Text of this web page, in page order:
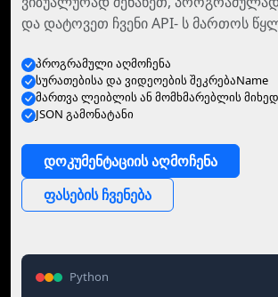
და დატოვეთ ჩვენი API- ს მართოს
პროგრამული აღმოჩენა
სურათებისა და ვიდეოების შეკრებაName
მართვა ლეიბლის ან მომხმარებლის
JSON გამონატანი
დოკუმენტაციის აღმოჩენა
ფასების ჩვენება
Python